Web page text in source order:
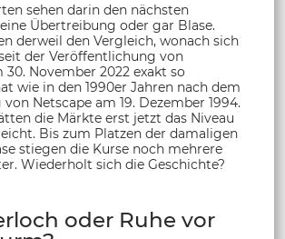
sehen darin den nächsten
Übertreibung oder gar Blase.
derweil den Vergleich, wonach sich
der Veröffentlichung von
30. November 2022 exakt so
wie in den 1990er Jahren nach dem
Netscape am 19. Dezember 1994.
die Märkte erst jetzt das Niveau
Bis zum Platzen der damaligen
stiegen die Kurse noch mehrere
Wiederholt sich die Geschichte?
oder Ruhe vor